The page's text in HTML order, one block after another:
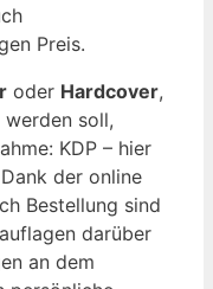
Preis.
oder Hardcover,
soll,
KDP – hier
der online
Bestellung sind
darüber
an dem